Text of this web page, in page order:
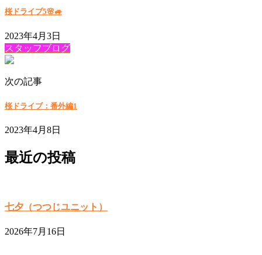
桜ドライブ5🌸🚙
2023年4月3日
スタッフブログ
次の記事
桜ドライブ：番外編1
2023年4月8日
最近の投稿
七夕（つつじユニット）
2026年7月16日